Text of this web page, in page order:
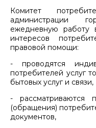
Комитет
администрации
ежедневную работу
интересов
правовой помощи:
- проводятся
потребителей услуг
бытовых услуг и связи,
- рассматриваются
(обращения)
документов,